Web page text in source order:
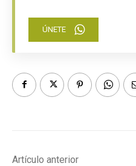
ÚNETE
Artículo anterior